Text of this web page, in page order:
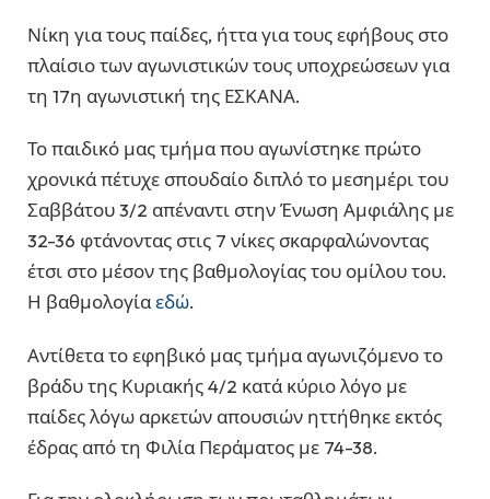
Νίκη για τους παίδες, ήττα για τους εφήβους στο
πλαίσιο των αγωνιστικών τους υποχρεώσεων για
τη 17η αγωνιστική της ΕΣΚΑΝΑ.
Το παιδικό μας τμήμα που αγωνίστηκε πρώτο
χρονικά πέτυχε σπουδαίο διπλό το μεσημέρι του
Σαββάτου 3/2 απέναντι στην Ένωση Αμφιάλης με
32-36 φτάνοντας στις 7 νίκες σκαρφαλώνοντας
έτσι στο μέσον της βαθμολογίας του ομίλου του.
Η βαθμολογίαεδώ.
Αντίθετα το εφηβικό μας τμήμα αγωνιζόμενο το
βράδυ της Κυριακής 4/2 κατά κύριο λόγο με
παίδες λόγω αρκετών απουσιών ηττήθηκε εκτός
έδρας από τη Φιλία Περάματος με 74-38.